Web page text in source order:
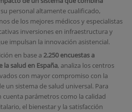
personal altamente cualificado,
de los mejores médicos y especialistas
inversiones en infraestructura y
impulsan la innovación asistencial.
en base a 2.250 encuestas a
salud en España, analiza los centros
con mayor compromiso con la
un sistema de salud universal. Para
parámetros como la calidad
el bienestar y la satisfacción